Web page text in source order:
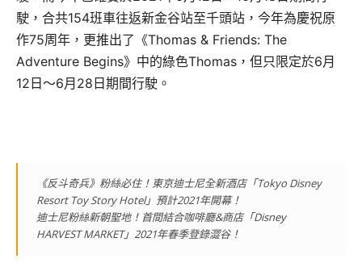
駛，合共154班車往返新金谷站至千頭站，今年為慶祝原
作75周年，更推出了《Thomas & Friends: The
Adventure Begins》中的綠色Thomas，但只限定於6月
12日～6月28日期間行駛。
《反斗奇兵》粉絲必住！東京迪士尼全新酒店「Tokyo Disney
Resort Toy Story Hotel」預計2021年開幕！
迪士尼粉絲新朝聖地！首間結合咖啡廳&商店「Disney
HARVEST MARKET」2021年春季登錄澀谷！